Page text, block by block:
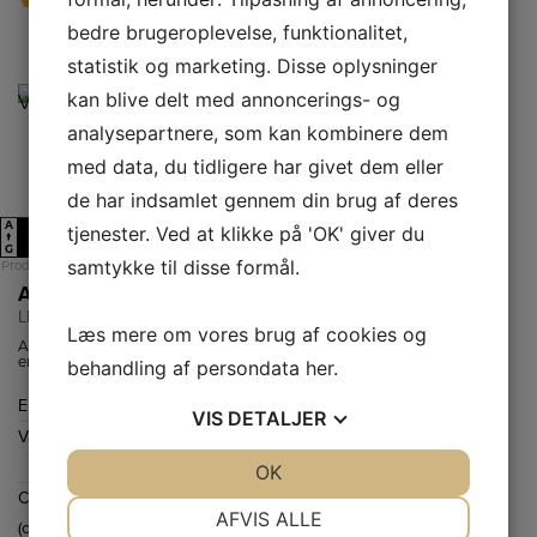
A
↑
G
Produktdatablad
LE684L84L
AEG LE684L84L
er en 8 kg
vaskemaskine i
med 1400 omdr.,
SoftDrum,
intelligent
MaxWash45’ og
hygiejneprogram.
sikrer lavt
Energiklasse
Vaskekapacitet
Centrifugering
(omdr.)
1400
↑
A
Produktdatablad
AEG
vaskemaskine
med
på 8 kg.
Centrifugering
(omdr.)
1600
bedre brugeroplevelse, funktionalitet,
statistik og marketing. Disse oplysninger
kan blive delt med annoncerings- og
analysepartnere, som kan kombinere dem
med data, du tidligere har givet dem eller
de har indsamlet gennem din brug af deres
tjenester. Ved at klikke på 'OK' giver du
samtykke til disse formål.
Læs mere om vores brug af cookies og
behandling af persondata her.
VIS DETALJER
AFVIS ALLE
OK